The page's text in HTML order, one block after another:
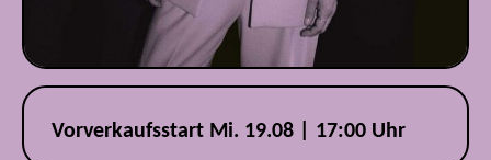
Vorverkaufsstart Mi. 19.08 | 17:00 Uhr